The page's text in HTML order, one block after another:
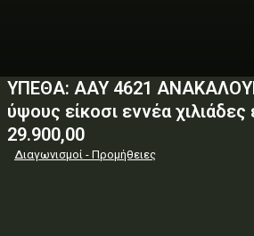
ΥΠΕΘΑ: AAY 4621
ύψους είκοσι εννέα
29.900,00
Διαγωνισμοί - Προμήθειες